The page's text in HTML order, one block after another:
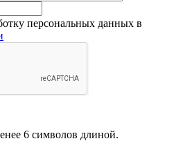
персональных данных в
6 символов длиной.